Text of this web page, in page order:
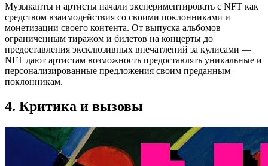
Музыканты и артисты начали экспериментировать с NFT как
средством взаимодействия со своими поклонниками и
монетизации своего контента. От выпуска альбомов
ограниченным тиражом и билетов на концерты до
предоставления эксклюзивных впечатлений за кулисами —
NFT дают артистам возможность предоставлять уникальные и
персонализированные предложения своим преданным
поклонникам.
4. Критика и вызовы